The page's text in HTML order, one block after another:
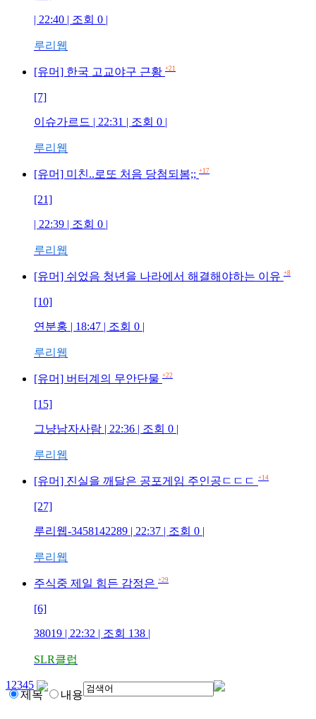
| 22:40 | 조회 0 |
루리웹
[유머] 한국 고교야구 근황 +21
[7]
이슈가르드 | 22:31 | 조회 0 |
루리웹
[유머] 미친..로또 처음 당첨되봄;; +17
[21]
| 22:39 | 조회 0 |
루리웹
[유머] 쉬었음 청년을 나라에서 해결해야하는 이유 +8
[10]
연분홍 | 18:47 | 조회 0 |
루리웹
[유머] 버터계의 무안단물 +22
[15]
그냥남자사람 | 22:36 | 조회 0 |
루리웹
[유머] 진실을 깨달은 공포게임 주인공ㄷㄷㄷ +14
[27]
루리웹-3458142289 | 22:37 | 조회 0 |
루리웹
주식중 제일 힘든 감정은 +29
[6]
38019 | 22:32 | 조회 138 |
SLR클럽
1 2345
제목
내용